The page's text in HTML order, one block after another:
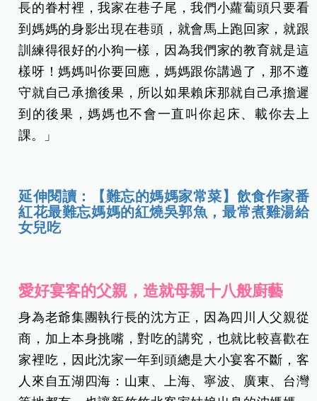
長的眷村裡，我家在巷子尾，我們小蘿蔔頭只要看
到媽媽的身影出現在巷頭，就會馬上跑回家，就跟
訓練得很好的小狗一樣，因為我們家的教育就是這
樣呀！媽媽叫你要回應，媽媽跟你講過了，那不遵
守就自己承擔後果，所以如果賴床那就自己承擔遲
到的後果，媽媽也不會一直叫你起床、載你去上
課。」
延伸閱讀：【難忘的媽媽家常菜】飲食作家番
紅花最難忘媽媽的紅燒吳郭魚，最常煮雞湯給
女兒吃
愛好宴客的父親，造就母親十八般廚藝
身為老爺集團執行長的沈方正，因為四川人父親從
商，加上本身挑嘴，對吃的講究，也就比較喜歡在
家裡吃，因此沈家一年到頭總是大小宴客不斷，客
人來自五湖四海：山東、上海、寧波、廣東、台灣